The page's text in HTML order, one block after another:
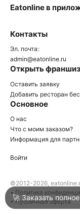
Войти
Написать в
Контакты
Эл. почта:
admin@eatonline.ru
Открыть
Оставить заявку
Добавить ресторан
Основное
О нас
Что с моим заказом?
Информация для
Eatonline в
Войти
©2012-2026,
• Политика
• Публичная оферта
🚀 Заказать